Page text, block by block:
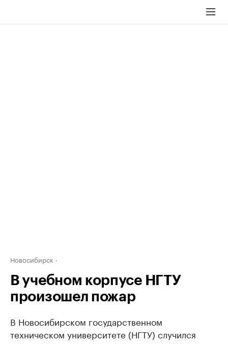
Новосибирск
В учебном корпусе НГТУ
произошел пожар
В Новосибирском государственном
техническом университете (НГТУ) случился